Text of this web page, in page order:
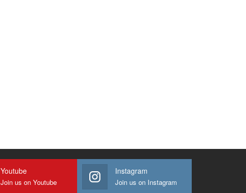
Youtube
Join us on Youtube
Instagram
Join us on Instagram